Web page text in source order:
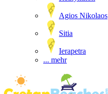
Agios Nikolaos
Sitia
Ierapetra
... mehr